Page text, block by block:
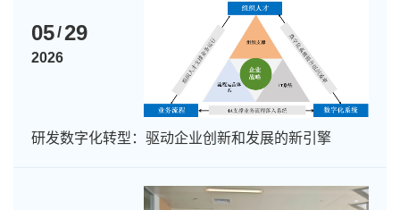
05/29
2026
研发数字化转型：驱动企业创新和发展的新引擎